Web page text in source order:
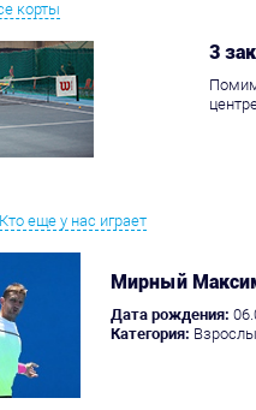
корты
3
Кто еще у нас играет
Мирный
Дата рождения:
Категория: